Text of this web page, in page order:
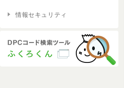
情報セキュリティ